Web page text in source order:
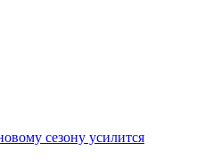
сезону усилится